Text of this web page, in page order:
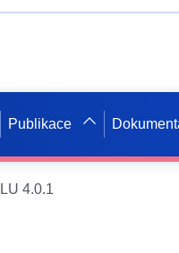
Publikace
4.0.1